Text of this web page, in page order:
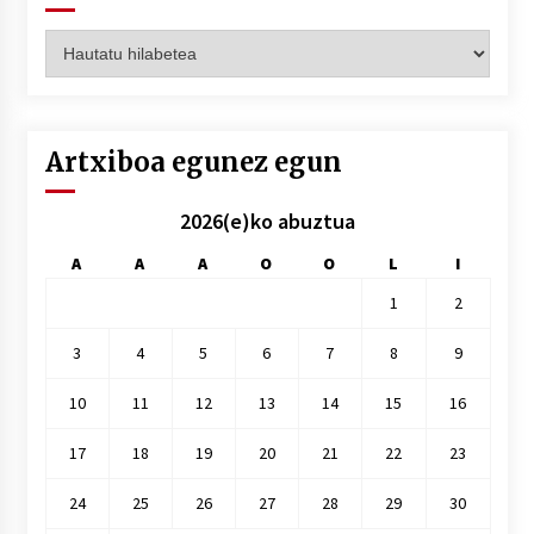
hilez
Artxiboa egunez egun
2026(e)ko abuztua
A A A O O L
I
1
2
3 4 5 6 7 8 9
10 11 12 13 14 15 16
17 18 19 20 21 22 23
24 25 26 27 28 29 30